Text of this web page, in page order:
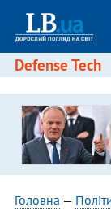
Defense Tech
Головна —